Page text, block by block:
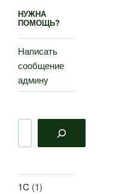
НУЖНА
ПОМОЩЬ?
Написать
сообщение
админу
1C (1)